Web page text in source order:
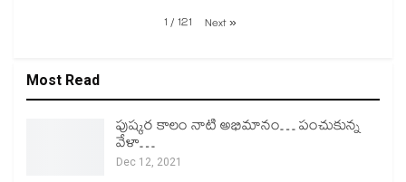
1 /121 Next»
Most Read
పుష్కర కాలం నాటి అభిమానం… పంచుకున్న
వేళా…
Dec 12, 2021